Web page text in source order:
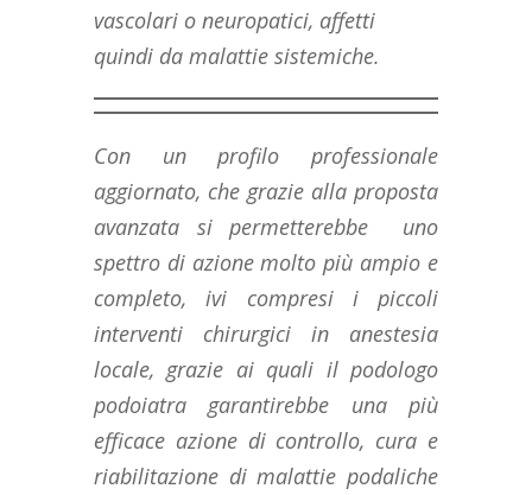
vascolari o neuropatici, affetti
quindi da malattie sistemiche.
Con un profilo professionale
aggiornato, che grazie alla proposta
avanzata si permetterebbe uno
spettro di azione molto più ampio e
completo, ivi compresi i piccoli
interventi chirurgici in anestesia
locale, grazie ai quali il podologo
podoiatra garantirebbe una più
efficace azione di controllo, cura e
riabilitazione di malattie podaliche